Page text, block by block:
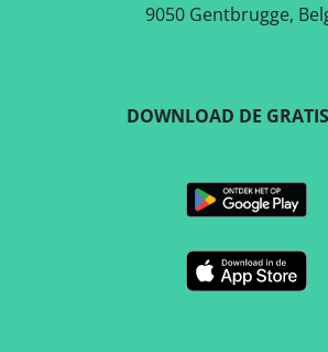
9050 Gentbrugge,
DOWNLOAD DE